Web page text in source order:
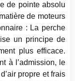
de pointe absolu
de moteurs
: La perche
un principe de
plus efficace.
à l’admission, le
propre et frais